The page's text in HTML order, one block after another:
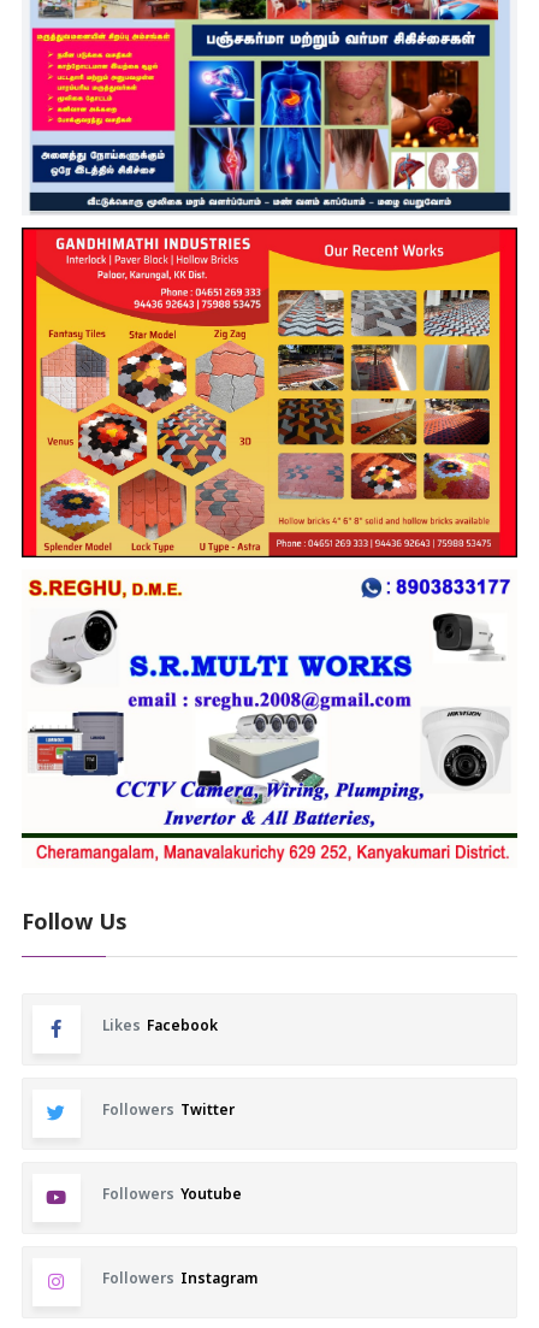
Follow Us
Likes Facebook
Followers Twitter
Followers Youtube
Followers Instagram